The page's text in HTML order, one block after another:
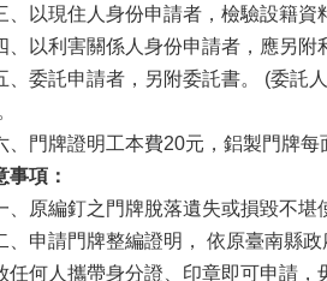
以現住人身份申請者，檢驗設籍資
以利害關係人身份申請者，應另附
委託申請者，另附委託書。 (委託
門牌證明工本費20元，鋁製門牌每
事項：
原編釘之門牌脫落遺失或損毀不堪
申請門牌整編證明， 依原臺南縣政
任何人攜帶身分證、印章即可申請，